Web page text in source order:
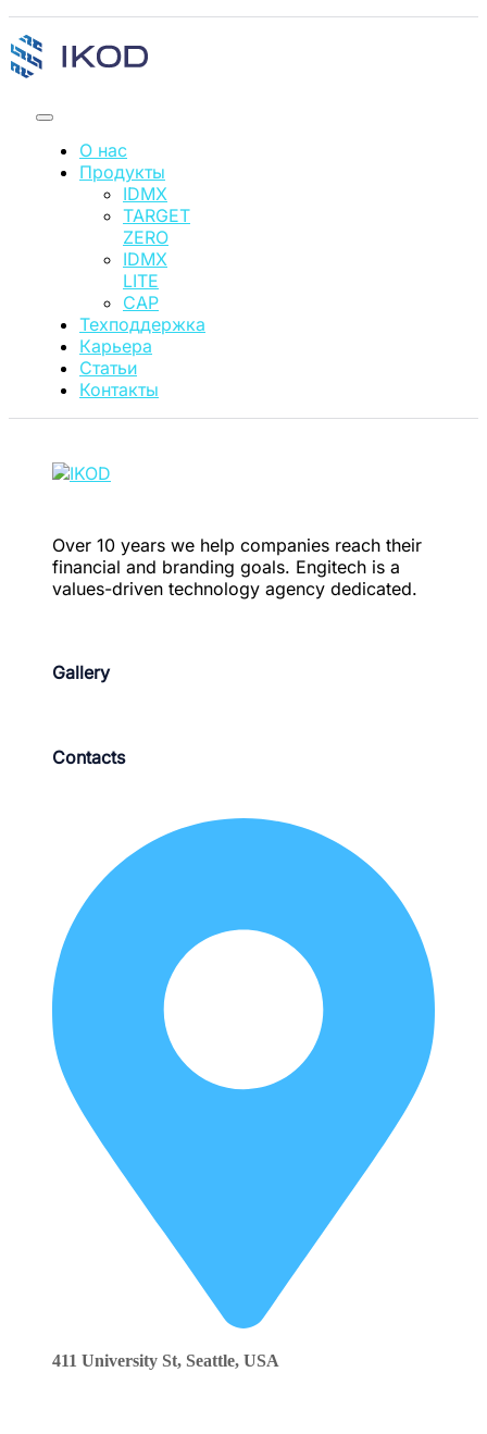
О нас
Продукты
IDMX
TARGET
ZERO
IDMX
LITE
CAP
Техподдержка
Карьера
Статьи
Контакты
Over 10 years we help companies reach their
financial and branding goals. Engitech is a
values-driven technology agency dedicated.
Gallery
Contacts
411 University St, Seattle, USA